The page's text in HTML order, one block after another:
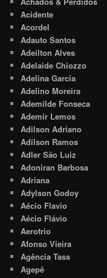
Acidente
Acordel
Adauto Santos
Adeilton Alves
Adelaide Chiozzo
Adelina Garcia
Adelino Moreira
Ademilde Fonseca
Ademir Lemos
Adilson Adriano
Adilson Ramos
Adler São Luiz
Adoniran Barbosa
Adriana
Adylson Godoy
Aécio Flavio
Aécio Flávio
Aerotrio
Afonso Vieira
Agência Tass
Agepê